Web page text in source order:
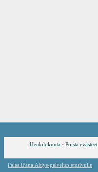
Henkilökunta • Poista evästeet
Palaa iPana Äitiys-palvelun etusivulle